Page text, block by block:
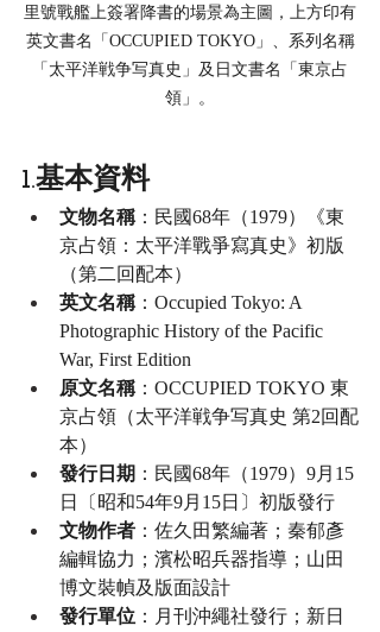
里號戰艦上簽署降書的場景為主圖，上方印有
英文書名「OCCUPIED TOKYO」、系列名稱
「太平洋戦争写真史」及日文書名「東京占
領」。
1.基本資料
文物名稱：民國68年（1979）《東
京占領：太平洋戰爭寫真史》初版
（第二回配本）
英文名稱：Occupied Tokyo: A
Photographic History of the Pacific
War, First Edition
原文名稱：OCCUPIED TOKYO 東
京占領（太平洋戦争写真史 第2回配
本）
發行日期 ：民國68年（1979）9月15
日〔昭和54年9月15日〕初版發行
文物作者 ：佐久田繁編著；秦郁彥
編輯協力；濱松昭兵器指導；山田
博文裝幀及版面設計
發行單位 ：月刊沖繩社發行；新日